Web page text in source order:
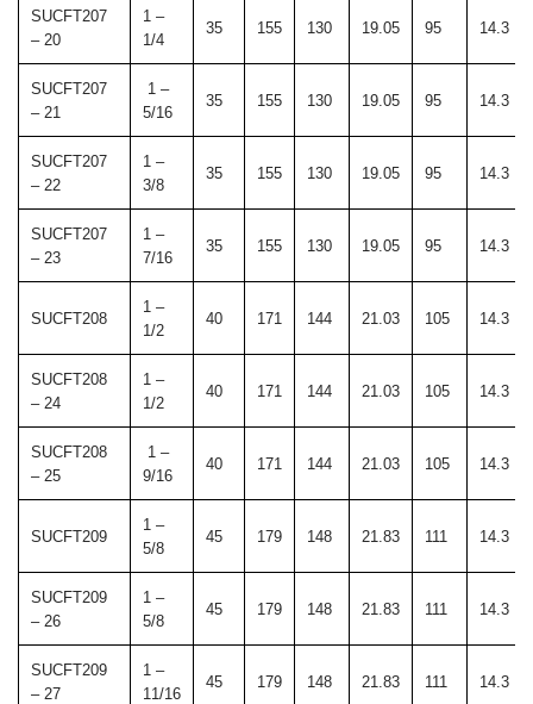
SUCFT207
– 20
1 –
1/4
35 155 130 19.05 95 14.3
SUCFT207
– 21
1 –
5/16
35 155 130 19.05 95 14.3
SUCFT207
– 22
1 –
3/8
35 155 130 19.05 95 14.3
SUCFT207
– 23
1 –
7/16
35 155 130 19.05 95 14.3
SUCFT208
1 –
1/2
40 171 144 21.03 105 14.3
SUCFT208
– 24
1 –
1/2
40 171 144 21.03 105 14.3
SUCFT208
– 25
1 –
9/16
40 171 144 21.03 105 14.3
SUCFT209
1 –
5/8
45 179 148 21.83 111 14.3
SUCFT209
– 26
1 –
5/8
45 179 148 21.83 111 14.3
SUCFT209
– 27
1 –
11/16
45 179 148 21.83 111 14.3